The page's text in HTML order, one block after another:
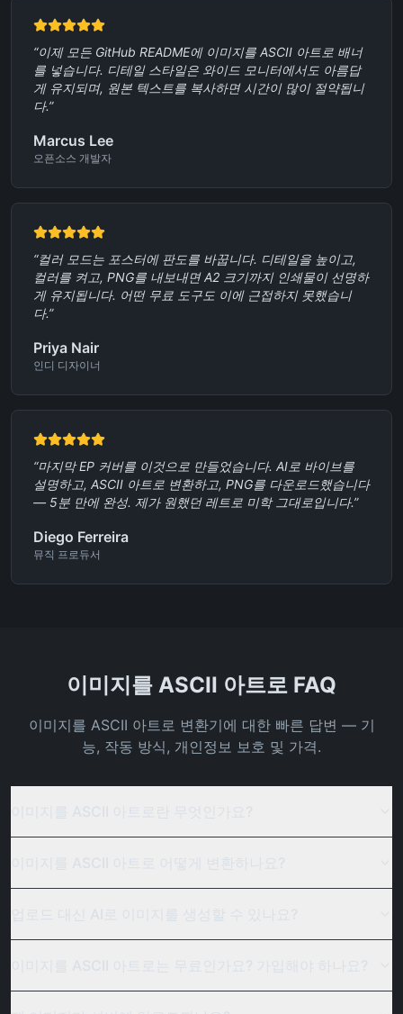
“이제 모든 GitHub README에 이미지를 ASCII 아트로 배너
를 넣습니다. 디테일 스타일은 와이드 모니터에서도 아름답
게 유지되며, 원본 텍스트를 복사하면 시간이 많이 절약됩니
다.”
Marcus Lee
오픈소스 개발자
“컬러 모드는 포스터에 판도를 바꿉니다. 디테일을 높이고,
컬러를 켜고, PNG를 내보내면 A2 크기까지 인쇄물이 선명하
게 유지됩니다. 어떤 무료 도구도 이에 근접하지 못했습니
다.”
Priya Nair
인디 디자이너
“마지막 EP 커버를 이것으로 만들었습니다. AI로 바이브를
설명하고, ASCII 아트로 변환하고, PNG를 다운로드했습니다
— 5분 만에 완성. 제가 원했던 레트로 미학 그대로입니다.”
Diego Ferreira
뮤직 프로듀서
이미지를 ASCII 아트로 FAQ
이미지를 ASCII 아트로 변환기에 대한 빠른 답변 — 기
능, 작동 방식, 개인정보 보호 및 가격.